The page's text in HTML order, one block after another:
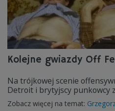
Kolejne gwiazdy Off
Na trójkowej scenie
Detroit i brytyjscy punkowcy
Zobacz więcej na temat: